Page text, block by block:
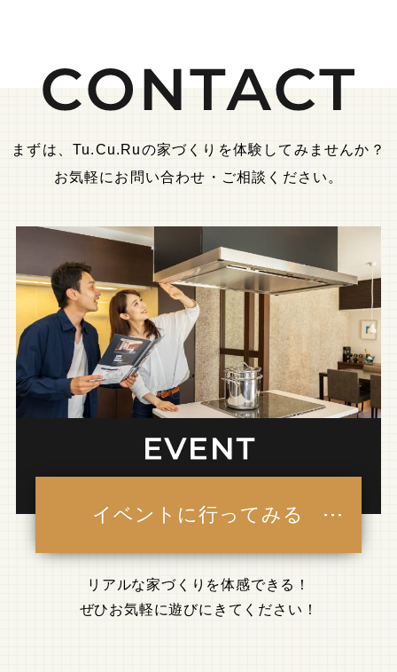
まずは、Tu.Cu.Ruの家づくりを体験してみませんか？
お気軽にお問い合わせ・ご相談ください。
イベントに行ってみる
リアルな家づくりを体感できる！
ぜひお気軽に遊びにきてください！